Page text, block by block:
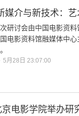
媒介与新技术：
研讨会由中国电影资
电影资料馆融媒体中
5月28日 23:07:00
京电影学院举办研